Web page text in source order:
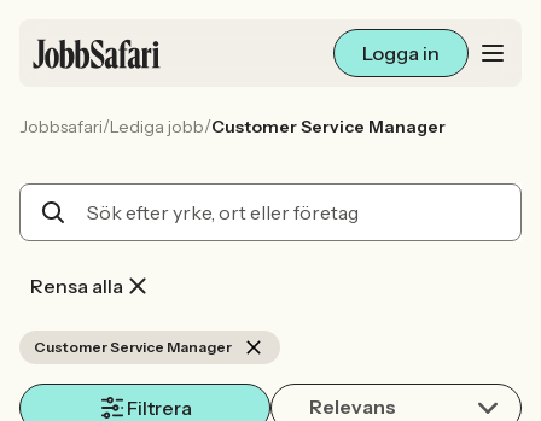
Logga in
Arbetsliv och karriär
Sök med AI
Jobbsafari/Lediga jobb/Customer Service Manager
Rensa alla
Customer Service Manager
Filtrera Relevans